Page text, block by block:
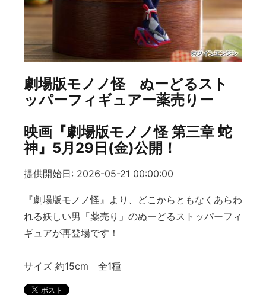
劇場版モノノ怪 ぬーどるスト
ッパーフィギュアー薬売りー
映画『劇場版モノノ怪 第三章 蛇
神』5月29日(金)公開！
提供開始日: 2026-05-21 00:00:00
『劇場版モノノ怪』より、どこからともなくあらわ
れる妖しい男「薬売り」のぬーどるストッパーフィ
ギュアが再登場です！
サイズ 約15cm 全1種